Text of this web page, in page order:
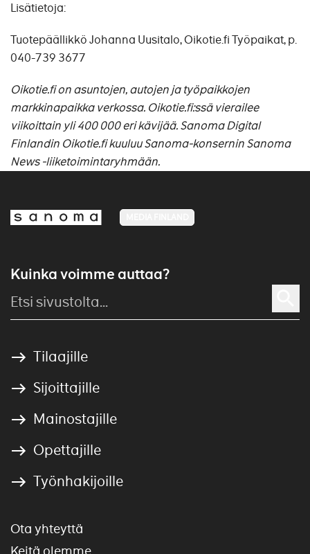
Lisätietoja:
Tuotepäällikkö Johanna Uusitalo, Oikotie.fi Työpaikat, p.
040-739 3677
Oikotie.fi on asuntojen, autojen ja työpaikkojen
markkinapaikka verkossa. Oikotie.fi:ssä vierailee
viikoittain yli 400 000 eri kävijää. Sanoma Digital
Finlandin Oikotie.fi kuuluu Sanoma-konsernin Sanoma
News -liiketoimintaryhmään.
Kuinka voimme auttaa?
Tilaajille
Sijoittajille
Mainostajille
Opettajille
Työnhakijoille
Ota yhteyttä
Keitä olemme